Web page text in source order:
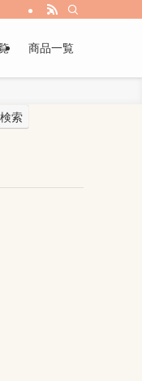
商品一覧
検索